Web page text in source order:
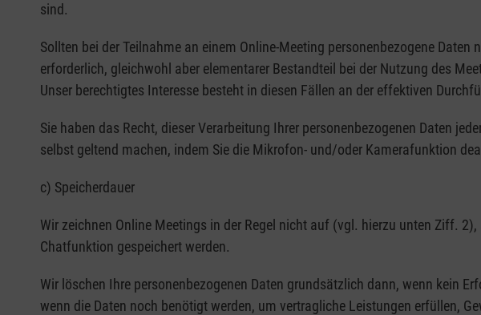
sind.
Sollten bei der Teilnahme an einem Online-Meeting personenbezogene
erforderlich, gleichwohl aber elementarer Bestandteil bei der Nutzung des
Unser berechtigtes Interesse besteht in diesen Fällen an der effektiven
Sie haben das Recht, dieser Verarbeitung Ihrer personenbezogenen Daten
selbst geltend machen, indem Sie die Mikrofon- und/oder Kamerafunktion
c) Speicherdauer
Wir zeichnen Online Meetings in der Regel nicht auf (vgl. hierzu unten Ziff.
Chatfunktion gespeichert werden.
Wir löschen Ihre personenbezogenen Daten grundsätzlich dann, wenn kein
wenn die Daten noch benötigt werden, um vertragliche Leistungen erfüllen,